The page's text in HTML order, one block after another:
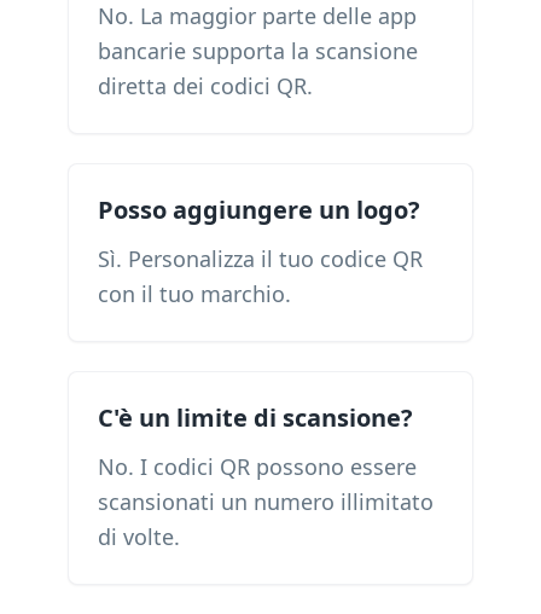
No. La maggior parte delle app
bancarie supporta la scansione
diretta dei codici QR.
Posso aggiungere un logo?
Sì. Personalizza il tuo codice QR
con il tuo marchio.
C'è un limite di scansione?
No. I codici QR possono essere
scansionati un numero illimitato
di volte.